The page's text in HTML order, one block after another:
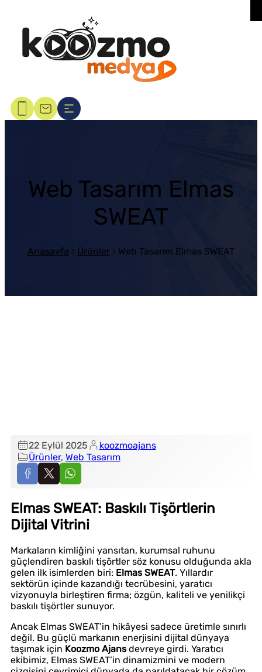
Web Tasarım Elmas
SWEAT
Anasayfa Ürünler Web Tasarım Elmas SWEAT
22 Eylül 2025
koozmoajans
Ürünler, Web Tasarım
Elmas SWEAT: Baskılı Tişörtlerin
Dijital Vitrini
Markaların kimliğini yansıtan, kurumsal ruhunu
güçlendiren baskılı tişörtler söz konusu olduğunda akla
gelen ilk isimlerden biri: Elmas SWEAT. Yıllardır
sektörün içinde kazandığı tecrübesini, yaratıcı
vizyonuyla birleştiren firma; özgün, kaliteli ve yenilikçi
baskılı tişörtler sunuyor.
Ancak Elmas SWEAT’in hikâyesi sadece üretimle sınırlı
değil. Bu güçlü markanın enerjisini dijital dünyaya
taşımak için Koozmo Ajansdevreye girdi. Yaratıcı
ekibimiz, Elmas SWEAT’in dinamizmini ve modern